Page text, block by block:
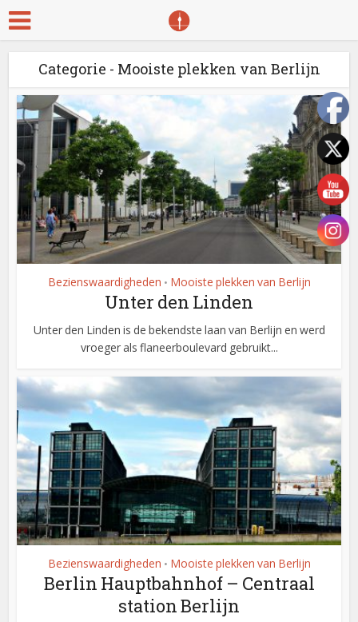
Categorie - Mooiste plekken van Berlijn
Bezienswaardigheden • Mooiste plekken van Berlijn
Unter den Linden
Unter den Linden is de bekendste laan van Berlijn en werd
vroeger als flaneerboulevard gebruikt...
Bezienswaardigheden • Mooiste plekken van Berlijn
Berlin Hauptbahnhof – Centraal
station Berlijn